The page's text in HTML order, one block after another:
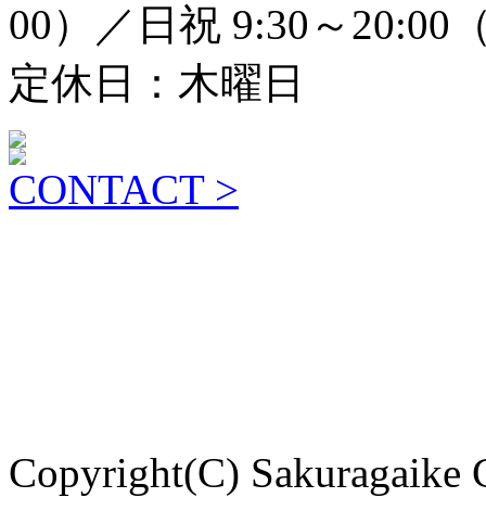
00）／日祝 9:30～20:00
定休日：木曜日
CONTACT >
Copyright(C) Sakuragaike